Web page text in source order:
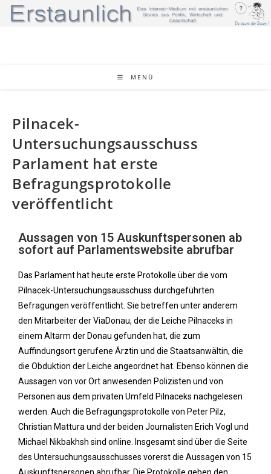
MENÜ
Pilnacek-
Untersuchungsausschuss
Parlament hat erste
Befragungsprotokolle
veröffentlicht
Aussagen von 15 Auskunftspersonen ab
sofort auf Parlamentswebsite abrufbar
Das Parlament hat heute erste Protokolle über die vom
Pilnacek-Untersuchungsausschuss durchgeführten
Befragungen veröffentlicht. Sie betreffen unter anderem
den Mitarbeiter der ViaDonau, der die Leiche Pilnaceks in
einem Altarm der Donau gefunden hat, die zum
Auffindungsort gerufene Ärztin und die Staatsanwältin, die
die Obduktion der Leiche angeordnet hat. Ebenso können die
Aussagen von vor Ort anwesenden Polizisten und von
Personen aus dem privaten Umfeld Pilnaceks nachgelesen
werden. Auch die Befragungsprotokolle von Peter Pilz,
Christian Mattura und der beiden Journalisten Erich Vogl und
Michael Nikbakhsh sind online. Insgesamt sind über die Seite
des Untersuchungsausschusses vorerst die Aussagen von 15